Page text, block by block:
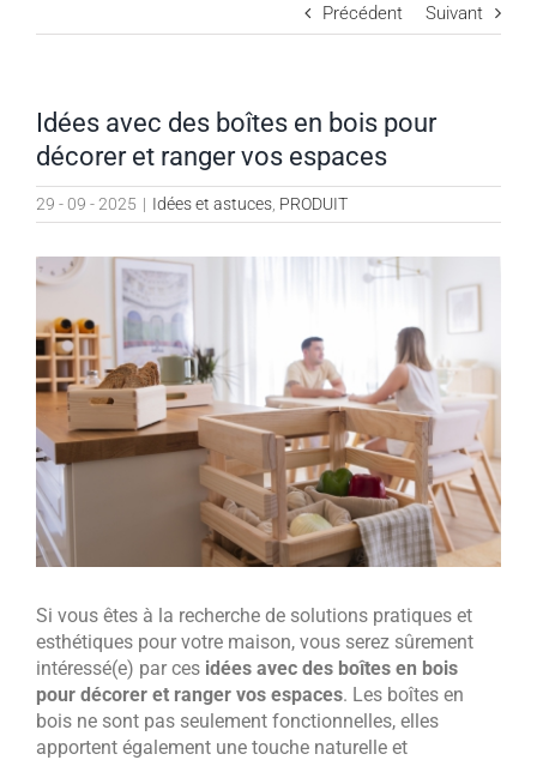
Précédent Suivant
Idées avec des boîtes en bois pour
décorer et ranger vos espaces
29 - 09 - 2025 | Idées et astuces PRODUIT
Voir
l'image
agrandie
Si vous êtes à la recherche de solutions pratiques et
esthétiques pour votre maison, vous serez sûrement
intéressé(e) par ces idées avec des boîtes en bois
pour décorer et ranger vos espaces. Les boîtes en
bois ne sont pas seulement fonctionnelles, elles
apportent également une touche naturelle et